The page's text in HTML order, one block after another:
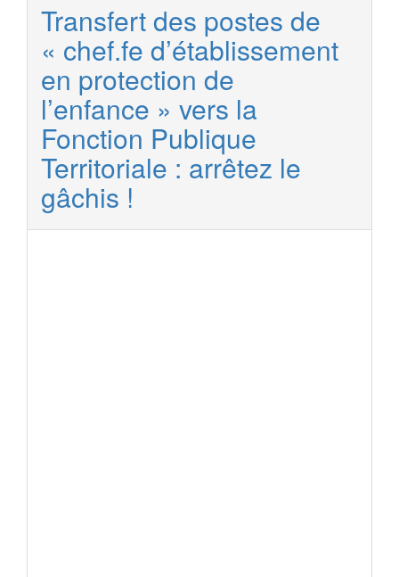
Transfert des postes de
« chef.fe d’établissement
en protection de
l’enfance » vers la
Fonction Publique
Territoriale : arrêtez le
gâchis !